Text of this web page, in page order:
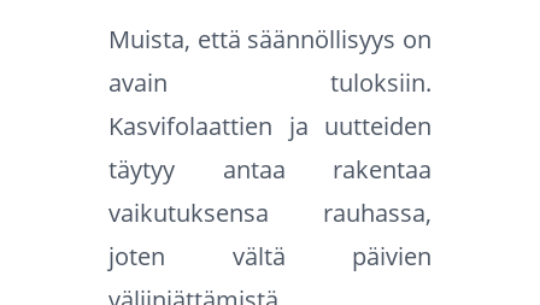
Muista, että säännöllisyys on
avain tuloksiin.
Kasvifolaattien ja uutteiden
täytyy antaa rakentaa
vaikutuksensa rauhassa,
joten vältä päivien